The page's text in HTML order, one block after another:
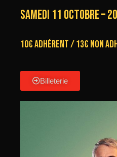
samedi 11 octobre –
10€ Adhérent / 13€ non
Billeterie